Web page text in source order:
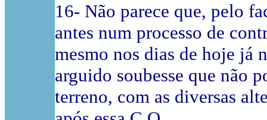
16- Não parece que, pelo
antes num processo de
mesmo nos dias de hoje já
arguido soubesse que não
terreno, com as diversas